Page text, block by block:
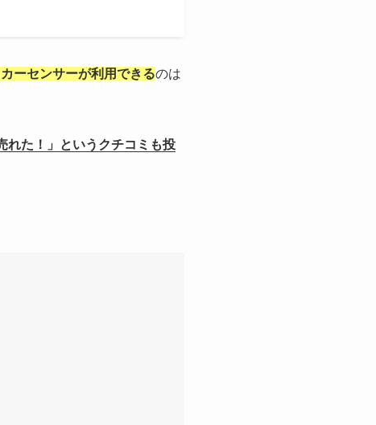
ーセンサーが利用できるのは
れた！」というクチコミも投